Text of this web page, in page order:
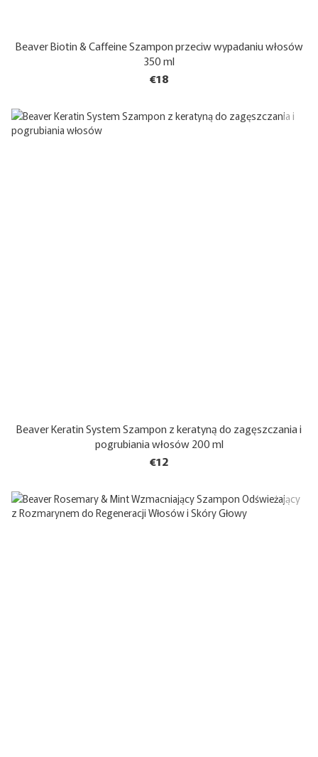
Beaver Biotin & Caffeine Szampon przeciw wypadaniu włosów
350 ml
€18
Beaver Keratin System Szampon z keratyną do zagęszczania i
pogrubiania włosów 200 ml
€12